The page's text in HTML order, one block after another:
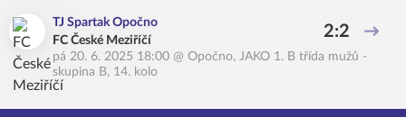
TJ Spartak Opočno
FC České Meziříčí
2:2
pá 20. 6. 2025 18:00 @ Opočno, JAKO 1. B třída mužů -
skupina B, 14. kolo